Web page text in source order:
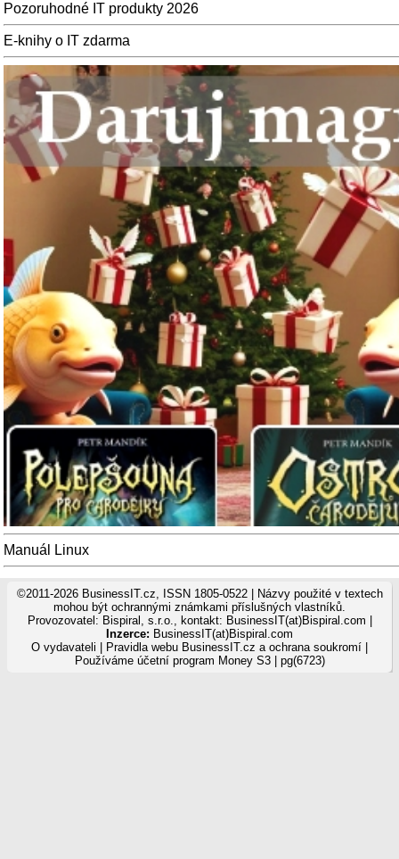
Pozoruhodné IT produkty 2026
E-knihy o IT zdarma
Manuál Linux
©2011-2026 BusinessIT.cz, ISSN 1805-0522 | Názvy použité v textech
mohou být ochrannými známkami příslušných vlastníků.
Provozovatel: Bispiral, s.r.o., kontakt: BusinessIT(at)Bispiral.com |
Inzerce: BusinessIT(at)Bispiral.com
O vydavateli
Pravidla webu BusinessIT.cz a ochrana soukromí
Používáme účetní program Money S3| pg(6723)